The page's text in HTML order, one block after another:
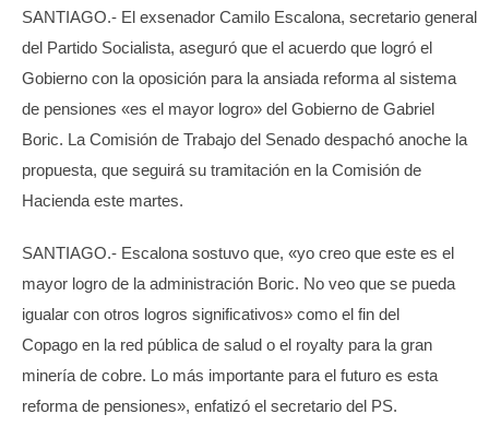
SANTIAGO.- El exsenador Camilo Escalona, secretario general
del Partido Socialista, aseguró que el acuerdo que logró el
Gobierno con la oposición para la ansiada reforma al sistema
de pensiones «es el mayor logro» del Gobierno de Gabriel
Boric. La Comisión de Trabajo del Senado despachó anoche la
propuesta, que seguirá su tramitación en la Comisión de
Hacienda este martes.
SANTIAGO.- Escalona sostuvo que, «yo creo que este es el
mayor logro de la administración Boric. No veo que se pueda
igualar con otros logros significativos» como el fin del
Copago en la red pública de salud o el royalty para la gran
minería de cobre. Lo más importante para el futuro es esta
reforma de pensiones», enfatizó el secretario del PS.